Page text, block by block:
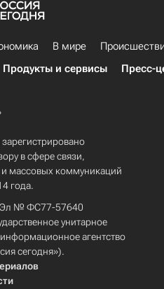
В мире
Продукты и сервисы Пресс-
в сфере связи,
массовых коммуникаций
года.
Эл № ФС77-57640
унитарное
агентство
сегодня»).